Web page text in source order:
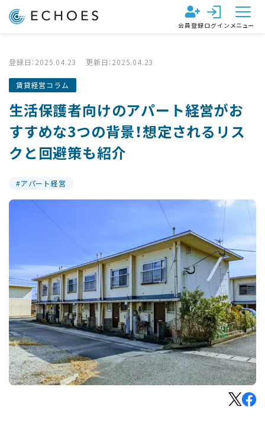
会員登録ログイン メニュー
登録日：2025.04.23 更新日：2025.04.23
賃貸経営コラム
生活保護者向けのアパート経営がお
すすめな3つの背景！想定されるリス
クと回避策も紹介
アパート経営